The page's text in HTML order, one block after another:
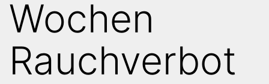
Wochen
Rauchverbot